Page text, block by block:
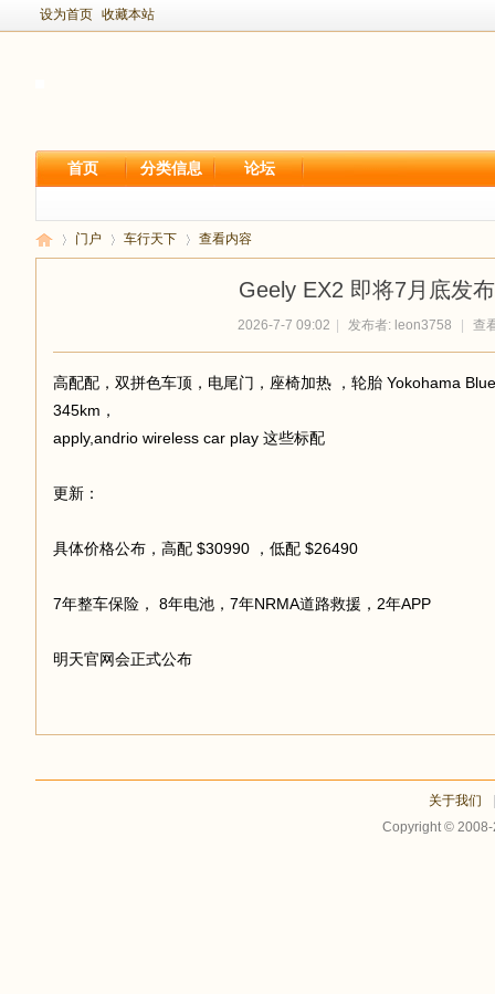
设为首页 收藏本站
首页 分类信息 论坛
迹
门户 车行天下 查看内容
Geely EX2 即将7月底发
2026-7-7 09:02 发布者: leon3758 查
高配配，双拼色车顶，电尾门，座椅加热 ，轮胎 Yokohama
345km，
apply,andrio wireless car play 这些标配
更新：
具体价格公布，高配 $30990 ，低配 $26490
7年整车保险， 8年电池，7年NRMA道路救援，2年APP
明天官网会正式公布
关于我们
Copyright ©